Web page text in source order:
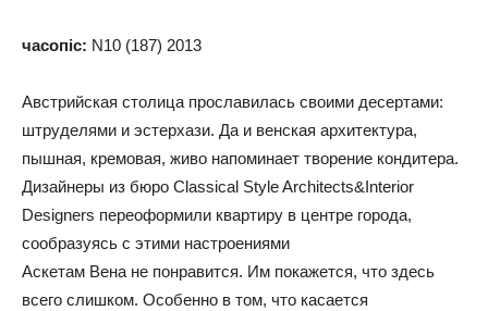
часопіс: N10 (187) 2013
Австрийская столица прославилась своими десертами:
штруделями и эстерхази. Да и венская архитектура,
пышная, кремовая, живо напоминает творение кондитера.
Дизайнеры из бюро Classical Style Architects&Interior
Designers переоформили квартиру в центре города,
сообразуясь с этими настроениями
Аскетам Вена не понравится. Им покажется, что здесь
всего слишком. Особенно в том, что касается